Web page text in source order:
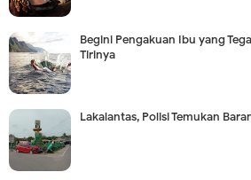
Begini Pengakuan Ibu yang
Tirinya
Lakalantas, Polisi Temukan